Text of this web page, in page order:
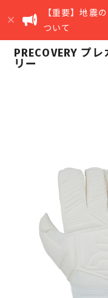
【重要】地震
ついて
PRECOVERY プレ
リー